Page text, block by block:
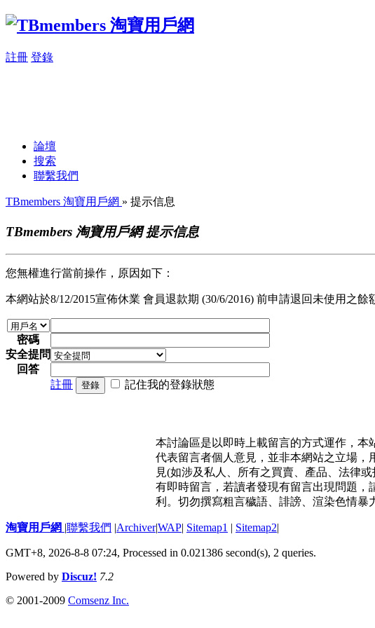
註冊 登錄
論壇
搜索
聯繫我們
TBmembers 淘寶用戶網 » 提示信息
TBmembers 淘寶用戶網 提示信息
您無權進行當前操作，原因如下：
本網站於8/12/2015宣佈休業 會員退款期 (30/6/2016) 前申請退回未使用之
密碼
安全提問
回答
註冊
登錄 記住我的登錄狀態
本討論區是以即時上載留言的方式運作，本
代表留言者個人意見，並非本網站之立場
見(如涉及私人、所有之買賣、產品、法律
有即時留言，若讀者發現有留言出現問題
利。切勿撰寫粗言穢語、誹謗、渲染色情暴
淘寶用戶網 |聯繫我們 |Archiver|WAP| Sitemap1 | Sitemap2|
GMT+8, 2026-8-8 07:24, Processed in 0.021386 second(s), 2 queries.
Powered by Discuz! 7.2
© 2001-2009 Comsenz Inc.